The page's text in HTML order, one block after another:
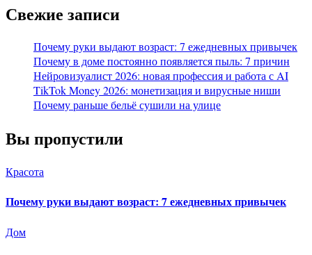
Свежие записи
Почему руки выдают возраст: 7 ежедневных привычек
Почему в доме постоянно появляется пыль: 7 причин
Нейровизуалист 2026: новая профессия и работа с AI
TikTok Money 2026: монетизация и вирусные ниши
Почему раньше бельё сушили на улице
Вы пропустили
Красота
Почему руки выдают возраст: 7 ежедневных привычек
Дом